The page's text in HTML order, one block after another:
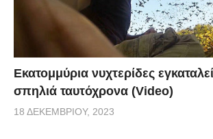
Εκατομμύρια νυχτερίδες
σπηλιά ταυτόχρονα (Video)
18 ΔΕΚΕΜΒΡΊΟΥ, 2023